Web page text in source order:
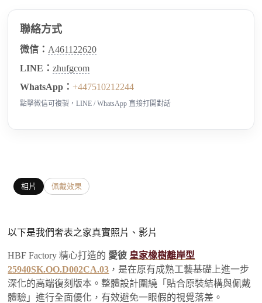
聯絡方式
微信： A461122620
LINE：zhufgcom
WhatsApp：+447510212244
點擊微信可複製，LINE / WhatsApp 直接打開對話
相片 佩戴效果
以下是我們奢表之家真實照片、影片
HBF Factory 精心打造的 愛彼 皇家橡樹離岸型
25940SK.OO.D002CA.03 ，是在原有成熟工藝基礎上進一步
深化的高端復刻版本。整體設計圍繞「貼合原裝結構與佩戴
體驗」進行全面優化，有效避免一眼假的視覺落差。